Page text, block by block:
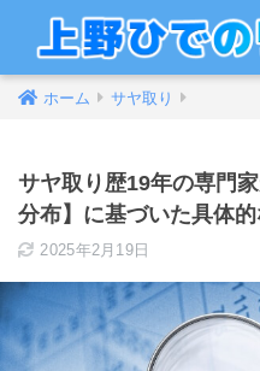
ホーム サヤ取り
サヤ取り歴19年の専門
分布】に基づいた具体
2025年2月19日